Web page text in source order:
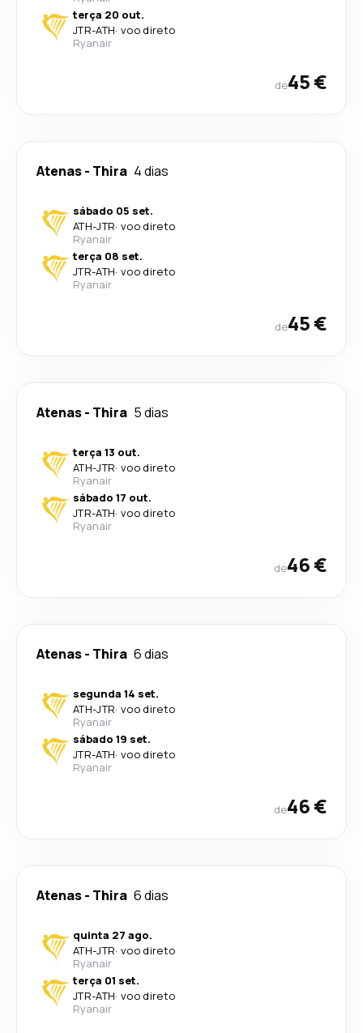
terça 20 out.
JTR-ATH· voo direto
Ryanair
de45 €
Atenas- Thira 4 dias
sábado 05 set.
ATH-JTR· voo direto
Ryanair
terça 08 set.
JTR-ATH· voo direto
Ryanair
de45 €
Atenas- Thira 5 dias
terça 13 out.
ATH-JTR· voo direto
Ryanair
sábado 17 out.
JTR-ATH· voo direto
Ryanair
de46 €
Atenas- Thira 6 dias
segunda 14 set.
ATH-JTR· voo direto
Ryanair
sábado 19 set.
JTR-ATH· voo direto
Ryanair
de46 €
Atenas- Thira 6 dias
quinta 27 ago.
ATH-JTR· voo direto
Ryanair
terça 01 set.
JTR-ATH· voo direto
Ryanair